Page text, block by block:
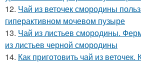
12. Чай из веточек смородины
гиперактивном мочевом пузыре
13. Чай из листьев смородины.
из листьев черной смородины
14. Как приготовить чай из веточек.